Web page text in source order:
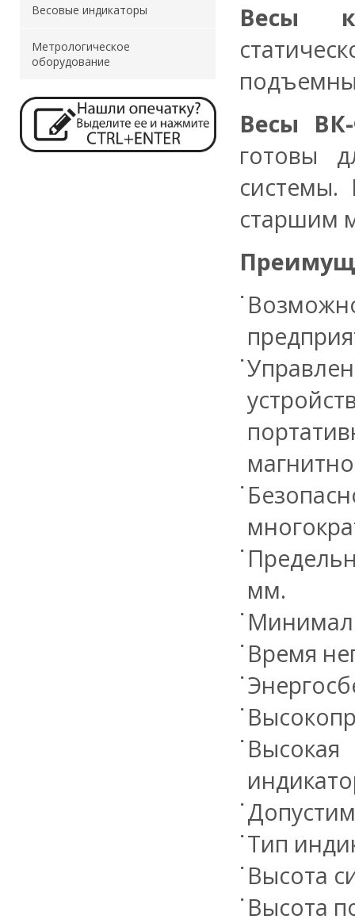
Весы
Весы
готовы
старшим
мм.
Время
Тип
Высота
Высота
Весовые индикаторы
Метрологическое
оборудование